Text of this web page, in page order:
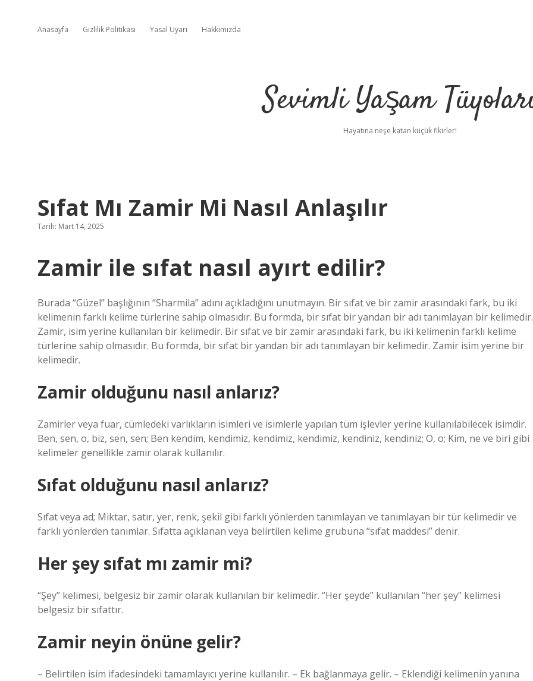
Anasayfa Gizlilik Politikası Yasal Uyarı Hakkımızda
Sevimli Yaşam
Hayatına neşe katan küçük fikirler!
Sıfat Mı Zamir Mi Nasıl Anlaşılır
Tarih: Mart 14, 2025
Zamir ile sıfat nasıl ayırt edilir?
Burada “Güzel” başlığının “Sharmila” adını açıkladığını unutmayın. Bir sıfat ve bir zamir arasındaki fark, bu iki
kelimenin farklı kelime türlerine sahip olmasıdır. Bu formda, bir sıfat bir yandan bir adı tanımlayan bir kelimedir.
Zamir, isim yerine kullanılan bir kelimedir. Bir sıfat ve bir zamir arasındaki fark, bu iki kelimenin farklı kelime
türlerine sahip olmasıdır. Bu formda, bir sıfat bir yandan bir adı tanımlayan bir kelimedir. Zamir isim yerine bir
kelimedir.
Zamir olduğunu nasıl anlarız?
Zamirler veya fuar, cümledeki varlıkların isimleri ve isimlerle yapılan tüm işlevler yerine kullanılabilecek isimdir.
Ben, sen, o, biz, sen, sen; Ben kendim, kendimiz, kendimiz, kendimiz, kendiniz, kendiniz; O, o; Kim, ne ve biri gibi
kelimeler genellikle zamir olarak kullanılır.
Sıfat olduğunu nasıl anlarız?
Sıfat veya ad; Miktar, satır, yer, renk, şekil gibi farklı yönlerden tanımlayan ve tanımlayan bir tür kelimedir ve
farklı yönlerden tanımlar. Sıfatta açıklanan veya belirtilen kelime grubuna “sıfat maddesi” denir.
Her şey sıfat mı zamir mi?
“Şey” kelimesi, belgesiz bir zamir olarak kullanılan bir kelimedir. “Her şeyde” kullanılan “her şey” kelimesi
belgesiz bir sıfattır.
Zamir neyin önüne gelir?
– Belirtilen isim ifadesindeki tamamlayıcı yerine kullanılır. – Ek bağlanmaya gelir. – Eklendiği kelimenin yanına